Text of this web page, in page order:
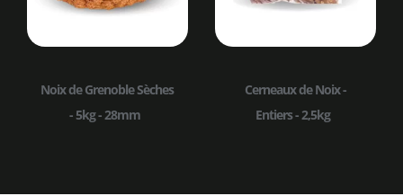
Noix de Grenoble Sèches
- 5kg - 28mm
Cerneaux de Noix -
Entiers - 2,5kg